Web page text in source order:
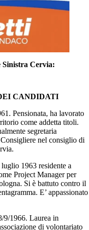
Sinistra Cervia:
CANDIDATI
Pensionata, ha lavorato
come addetta titoli.
segretaria
nel consiglio di
1963 residente a
Project Manager per
Si è battuto contro il
E’ appassionato
9/1966. Laurea in
di volontariato